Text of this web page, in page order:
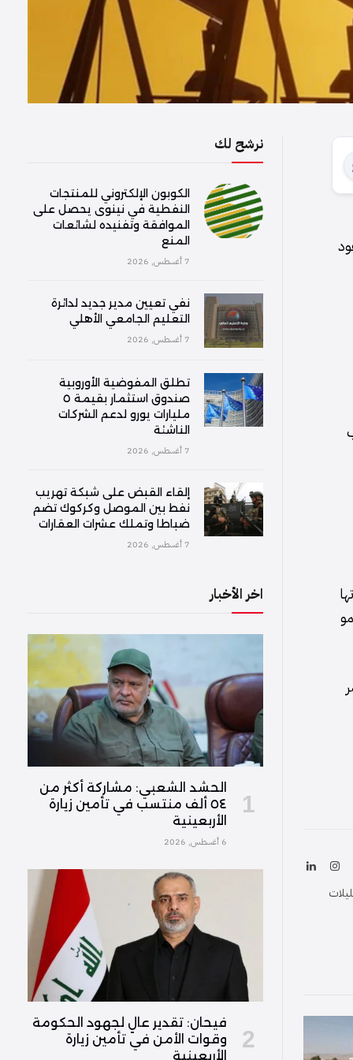
الانستغرام
لينكدإن
نرشح لك
الكوبون الإلكتروني للمنتجات
النفطية في نينوى يحصل على
الموافقة وتفنيده لشائعات
المنع
7 أغسطس, 2026
نفي تعيين مدير جديد لدائرة
التعليم الجامعي الأهلي
7 أغسطس, 2026
تطلق المفوضية الأوروبية
صندوق استثمار بقيمة ٥
مليارات يورو لدعم الشركات
الناشئة
7 أغسطس, 2026
إلقاء القبض على شبكة تهريب
نفط بين الموصل وكركوك تضم
ضباطا وتملك عشرات العقارات
7 أغسطس, 2026
اخر الأخبار
الحشد الشعبي: مشاركة أكثر من
٥٤ ألف منتسب في تأمين زيارة
الأربعينية
6 أغسطس, 2026
فیحان: تقدير عالٍ لجهود الحكومة
وقوات الأمن في تأمين زيارة
الأربعينية